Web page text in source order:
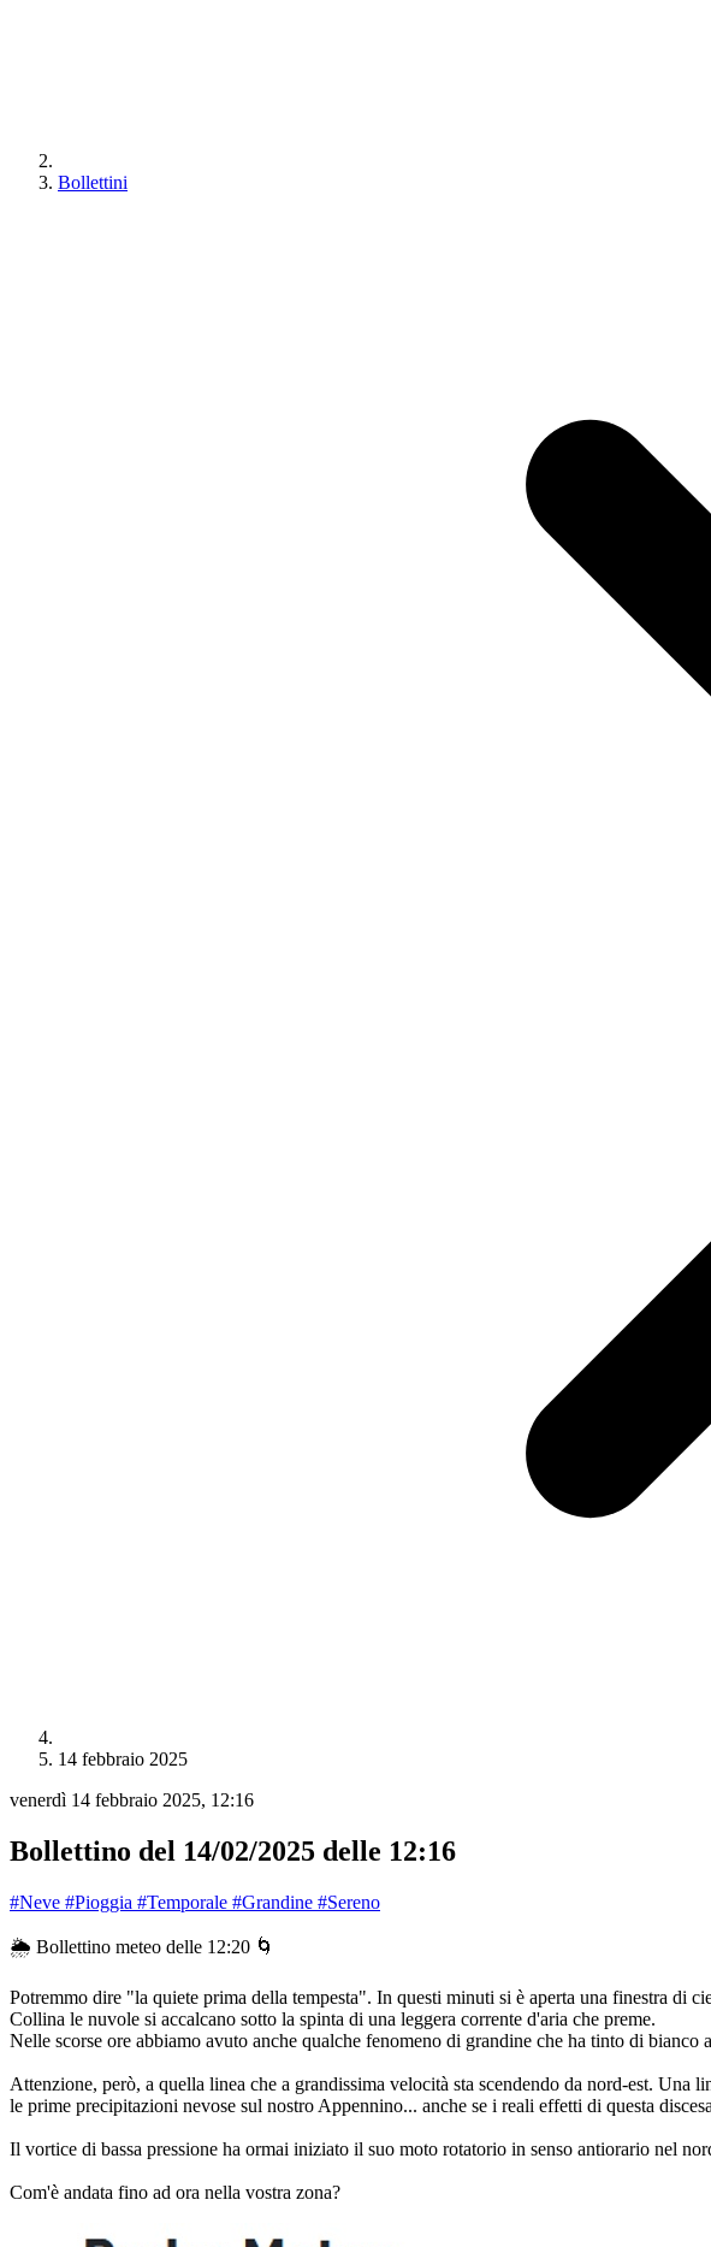
Bollettini
14 febbraio 2025
venerdì 14 febbraio 2025, 12:16
Bollettino del 14/02/2025 delle 12:16
#Neve #Pioggia #Temporale #Grandine #Sereno
🌦️ Bollettino meteo delle 12:20 🌀
Potremmo dire "la quiete prima della tempesta". In questi minuti si è aperta una finestra di
Collina le nuvole si accalcano sotto la spinta di una leggera corrente d'aria che preme.
Nelle scorse ore abbiamo avuto anche qualche fenomeno di grandine che ha tinto di
Attenzione, però, a quella linea che a grandissima velocità sta scendendo da nord-est. Una
le prime precipitazioni nevose sul nostro Appennino... anche se i reali effetti di questa
Il vortice di bassa pressione ha ormai iniziato il suo moto rotatorio in senso antiorario nel
Com'è andata fino ad ora nella vostra zona?